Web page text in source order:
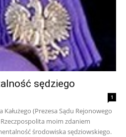
sędziego
1
(Prezesa Sądu Rejonowego
moim zdaniem
środowiska sędziowskiego.